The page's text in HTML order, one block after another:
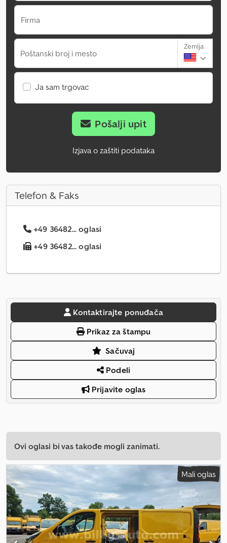
Firma
Poštanski broj i mesto
Zemlja
Ja sam trgovac
Pošalji upit
Izjava o zaštiti podataka
Telefon & Faks
+49 36482... oglasi
+49 36482... oglasi
Kontaktirajte ponuđača
Prikaz za štampu
Sačuvaj
Podeli
Prijavite oglas
Ovi oglasi bi vas takođe mogli zanimati.
Mali oglas